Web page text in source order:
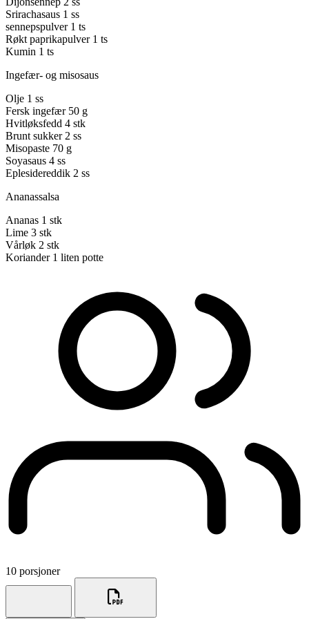
Srirachasaus 1 ss
sennepspulver 1 ts
Røkt paprikapulver 1 ts
Kumin 1 ts
Ingefær- og misosaus
Olje 1 ss
Fersk ingefær 50 g
Hvitløksfedd 4 stk
Brunt sukker 2 ss
Misopaste 70 g
Soyasaus 4 ss
Eplesidereddik 2 ss
Ananassalsa
Ananas 1 stk
Lime 3 stk
Vårløk 2 stk
Koriander 1 liten potte
10 porsjoner